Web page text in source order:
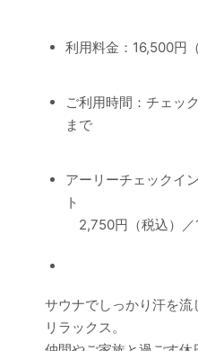
利用料金：16,500円（
ご利用時間：チェッ
まで
アーリーチェックイ
ト
2,750円（税込）／
サウナでしっかり汗を
リラックス。